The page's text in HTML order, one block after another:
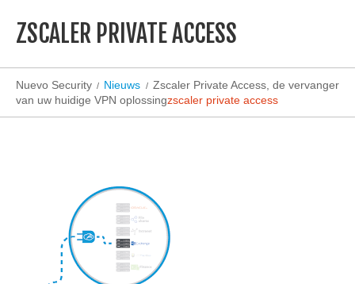
ZSCALER PRIVATE ACCESS
Nuevo Security Nieuws
Zscaler Private Access, de vervanger
van uw huidige VPN oplossingzscaler private access